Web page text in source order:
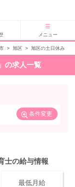
メニュー
> 旭区 > 旭区の土日休み
の求人一覧
条件変更
士の給与情報
最低月給